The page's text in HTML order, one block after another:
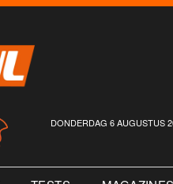
DONDERDAG 6 AUGUSTUS